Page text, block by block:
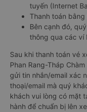
tuyến (Internet
Thanh toán
Bên cạnh đó,
thông qua các ví
Sau khi thanh toán vé
Phan Rang-Tháp
gửi tin nhắn/email xác
thoại/email mà quý
khách vui lòng có mặt
hành để chuẩn bị lên